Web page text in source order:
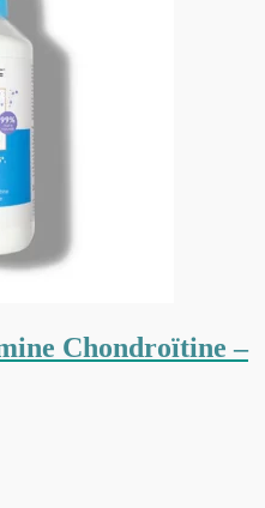
Chondroïtine –